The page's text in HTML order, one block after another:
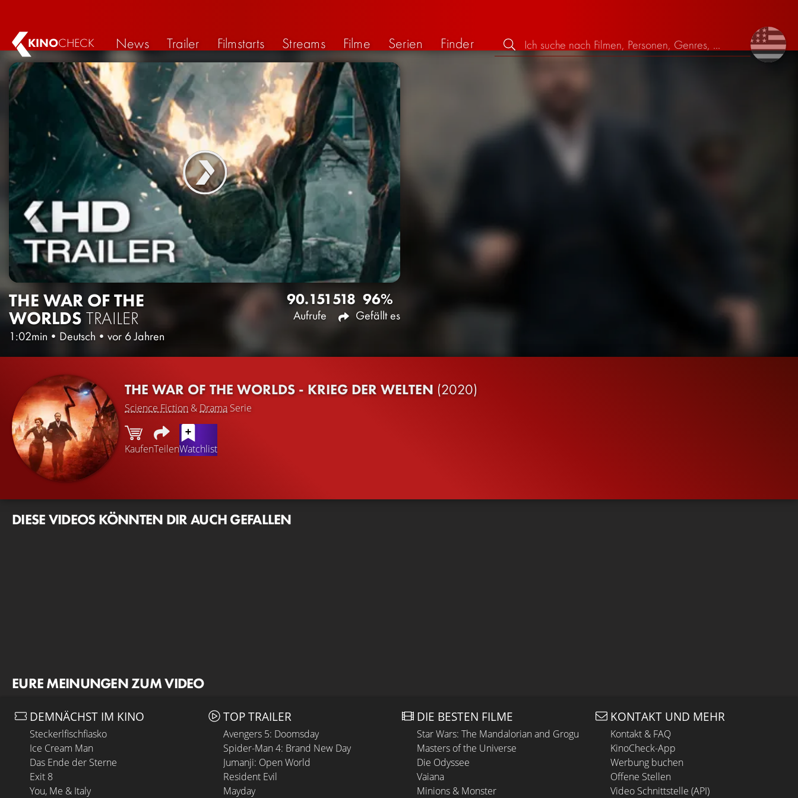
KINOCHECK News Trailer Filmstarts Streams Filme Serien Finder
THE WAR OF THE
WORLDS TRAILER
1:02min • Deutsch • vor 6 Jahren
90.151
Aufrufe
518 96%
Gefällt es
THE WAR OF THE WORLDS - KRIEG DER WELTEN (2020)
Science Fiction & Drama Serie
KaufenTeilenWatchlist
DIESE VIDEOS KÖNNTEN DIR AUCH GEFALLEN
EURE MEINUNGEN ZUM VIDEO
DEMNÄCHST IM KINO
Steckerlfischfiasko
Ice Cream Man
Das Ende der Sterne
Exit 8
You, Me & Italy
TOP TRAILER
Avengers 5: Doomsday
Spider-Man 4: Brand New Day
Jumanji: Open World
Resident Evil
Mayday
DIE BESTEN FILME
Star Wars: The Mandalorian and Grogu
Masters of the Universe
Die Odyssee
Vaiana
Minions & Monster
KONTAKT UND MEHR
Kontakt & FAQ
KinoCheck-App
Werbung buchen
Offene Stellen
Video Schnittstelle (API)